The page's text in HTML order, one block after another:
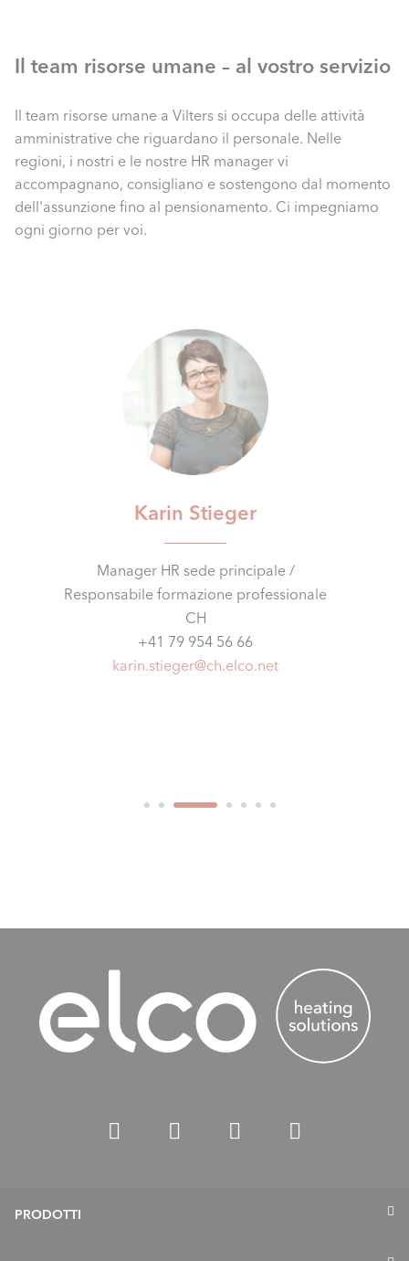
Il team risorse umane – al vostro servizio
Il team risorse umane a Vilters si occupa delle attività
amministrative che riguardano il personale. Nelle
regioni, i nostri e le nostre HR manager vi
accompagnano, consigliano e sostengono dal momento
dell'assunzione fino al pensionamento. Ci impegniamo
ogni giorno per voi.
Karin Stieger
Manager HR sede principale /
Responsabile formazione professionale
CH
+41 79 954 56 66
karin.stieger@ch.elco.net
PRODOTTI